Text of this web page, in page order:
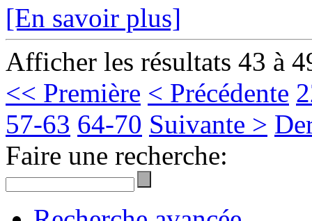
[En savoir plus]
Afficher les résultats 43 à
<< Première < Précédente
57-63 64-70 Suivante >
Faire une recherche: